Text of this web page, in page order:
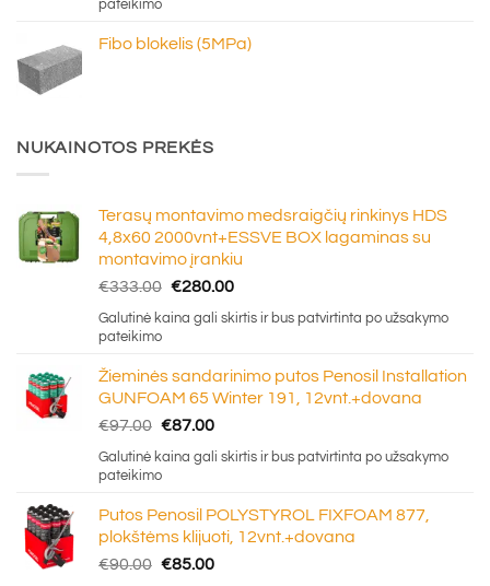
€6.20
pateikimo
Fibo blokelis (5MPa)
NUKAINOTOS PREKĖS
Terasų montavimo medsraigčių rinkinys HDS
4,8x60 2000vnt+ESSVE BOX lagaminas su
montavimo įrankiu
€333.00 Original
price
was:
€280.00Current
price
Galutinė kaina gali skirtis ir bus patvirtinta po užsakymo
pateikimo
Žieminės sandarinimo putos Penosil Installation
GUNFOAM 65 Winter 191, 12vnt.+dovana
€97.00 Original
price
was:
€87.00Current
price
Galutinė kaina gali skirtis ir bus patvirtinta po užsakymo
pateikimo
Putos Penosil POLYSTYROL FIXFOAM 877,
plokštėms klijuoti, 12vnt.+dovana
€90.00 Original
€85.00Current